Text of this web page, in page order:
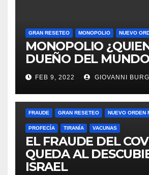
GRAN RESETEO MONOPOLIO NUEVO
MONOPOLIO
DUEÑO DEL
FEB 9, 2022 GIOVANNI
FRAUDE GRAN RESETEO NUEVO ORDEN
PROFECÍA TIRANÍA VACUNAS
EL FRAUDE DEL
QUEDA AL
ISRAEL